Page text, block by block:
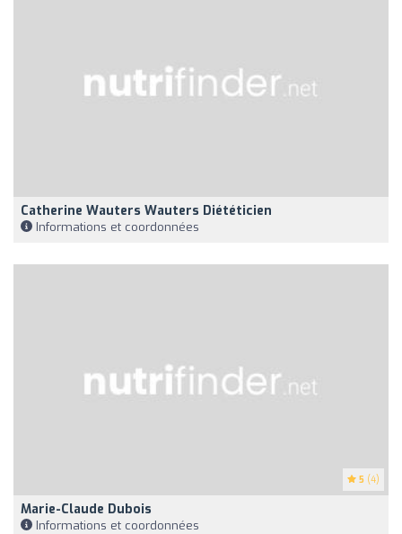
Catherine Wauters Wauters Diététicien
Informations et coordonnées
5 (4)
Marie-Claude Dubois
Informations et coordonnées